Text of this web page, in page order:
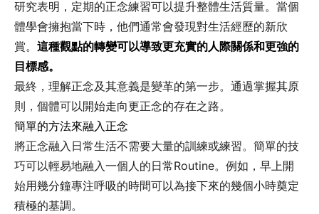
研究表明，定期的正念練習可以提升整體生活質量。當個
體學會擁抱當下時，他們通常會發現對生活經歷的新欣
賞。 這種觀點的轉變可以導致更充實的人際關係和更強的
目標感。
最終，理解正念及其意義是變革的第一步。通過掌握其原
則，個體可以開始走向更正念的存在之路。
簡單的方法來融入正念
將正念融入日常生活不需要大量的訓練或練習。簡單的技
巧可以輕易地融入一個人的日常Routine。例如，早上開
始用幾分鐘專注呼吸的時間可以為接下來的幾個小時奠定
積極的基調。